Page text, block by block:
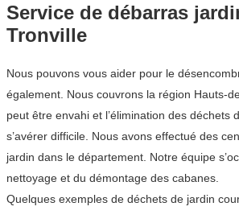
Service de débarras
Tronville
Nous pouvons vous aider pour le
également. Nous couvrons la région Hauts-
peut être envahi et l’élimination des déchets
s’avérer difficile. Nous avons effectué des
jardin dans le département. Notre équipe
nettoyage et du démontage des cabanes.
Quelques exemples de déchets de jardin